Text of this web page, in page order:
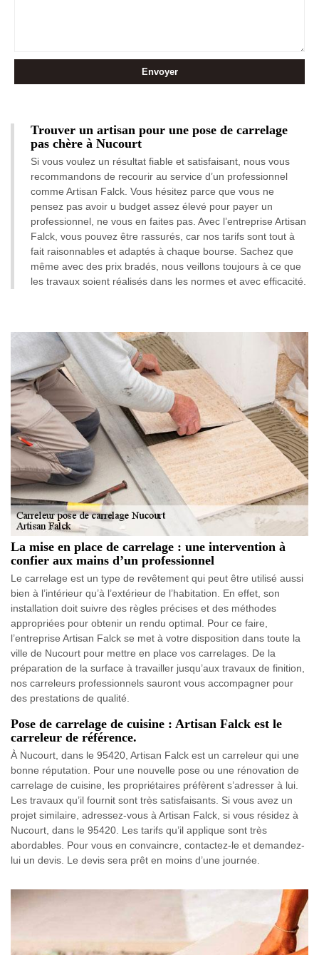
Trouver un artisan pour une pose de carrelage
pas chère à Nucourt
Si vous voulez un résultat fiable et satisfaisant, nous vous
recommandons de recourir au service d’un professionnel
comme Artisan Falck. Vous hésitez parce que vous ne
pensez pas avoir u budget assez élevé pour payer un
professionnel, ne vous en faites pas. Avec l’entreprise Artisan
Falck, vous pouvez être rassurés, car nos tarifs sont tout à
fait raisonnables et adaptés à chaque bourse. Sachez que
même avec des prix bradés, nous veillons toujours à ce que
les travaux soient réalisés dans les normes et avec efficacité.
La mise en place de carrelage : une intervention à
confier aux mains d’un professionnel
Le carrelage est un type de revêtement qui peut être utilisé aussi
bien à l’intérieur qu’à l’extérieur de l’habitation. En effet, son
installation doit suivre des règles précises et des méthodes
appropriées pour obtenir un rendu optimal. Pour ce faire,
l’entreprise Artisan Falck se met à votre disposition dans toute la
ville de Nucourt pour mettre en place vos carrelages. De la
préparation de la surface à travailler jusqu’aux travaux de finition,
nos carreleurs professionnels sauront vous accompagner pour
des prestations de qualité.
Pose de carrelage de cuisine : Artisan Falck est le
carreleur de référence.
À Nucourt, dans le 95420, Artisan Falck est un carreleur qui une
bonne réputation. Pour une nouvelle pose ou une rénovation de
carrelage de cuisine, les propriétaires préfèrent s’adresser à lui.
Les travaux qu’il fournit sont très satisfaisants. Si vous avez un
projet similaire, adressez-vous à Artisan Falck, si vous résidez à
Nucourt, dans le 95420. Les tarifs qu’il applique sont très
abordables. Pour vous en convaincre, contactez-le et demandez-
lui un devis. Le devis sera prêt en moins d’une journée.